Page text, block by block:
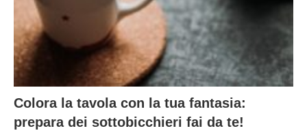
Colora la tavola con la tua fantasia:
prepara dei sottobicchieri fai da te!